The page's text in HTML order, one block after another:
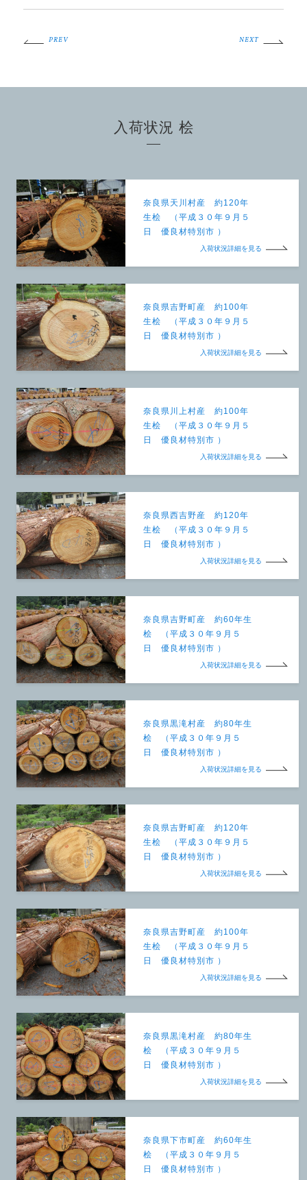
PREV NEXT
入荷状況 桧
奈良県天川村産 約120年
生桧 （平成３０年９月５
日 優良材特別市 ）
入荷状況詳細を見る
奈良県吉野町産 約100年
生桧 （平成３０年９月５
日 優良材特別市 ）
入荷状況詳細を見る
奈良県川上村産 約100年
生桧 （平成３０年９月５
日 優良材特別市 ）
入荷状況詳細を見る
奈良県西吉野産 約120年
生桧 （平成３０年９月５
日 優良材特別市 ）
入荷状況詳細を見る
奈良県吉野町産 約60年生
桧 （平成３０年９月５
日 優良材特別市 ）
入荷状況詳細を見る
奈良県黒滝村産 約80年生
桧 （平成３０年９月５
日 優良材特別市 ）
入荷状況詳細を見る
奈良県吉野町産 約120年
生桧 （平成３０年９月５
日 優良材特別市 ）
入荷状況詳細を見る
奈良県吉野町産 約100年
生桧 （平成３０年９月５
日 優良材特別市 ）
入荷状況詳細を見る
奈良県黒滝村産 約80年生
桧 （平成３０年９月５
日 優良材特別市 ）
入荷状況詳細を見る
奈良県下市町産 約60年生
桧 （平成３０年９月５
日 優良材特別市 ）